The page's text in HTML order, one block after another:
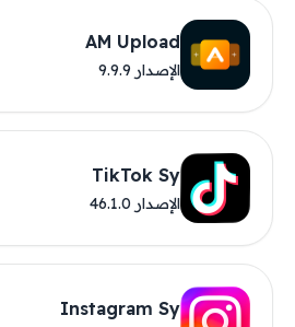
AM Upload
الإصدار 9.9.9
TikTok Sy
الإصدار 46.1.0
Instagram Sy